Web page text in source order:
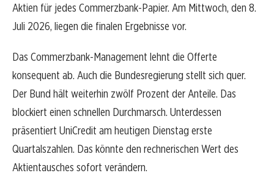
Aktien für jedes Commerzbank-Papier. Am Mittwoch, den 8.
Juli 2026, liegen die finalen Ergebnisse vor.
Das Commerzbank-Management lehnt die Offerte
konsequent ab. Auch die Bundesregierung stellt sich quer.
Der Bund hält weiterhin zwölf Prozent der Anteile. Das
blockiert einen schnellen Durchmarsch. Unterdessen
präsentiert UniCredit am heutigen Dienstag erste
Quartalszahlen. Das könnte den rechnerischen Wert des
Aktientausches sofort verändern.